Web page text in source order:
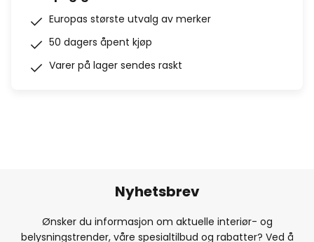
Europas største utvalg av merker
50 dagers åpent kjøp
Varer på lager sendes raskt
Nyhetsbrev
Ønsker du informasjon om aktuelle interiør- og
belysningstrender, våre spesialtilbud og rabatter? Ved å